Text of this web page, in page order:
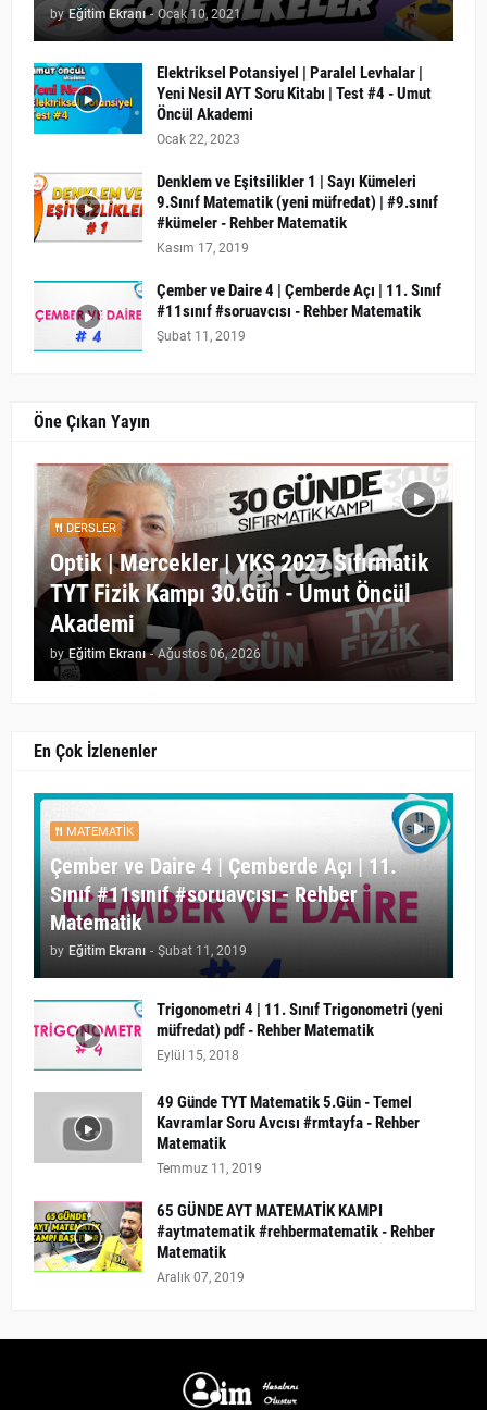
by Eğitim Ekranı - Ocak 10, 2021
Elektriksel Potansiyel | Paralel Levhalar |
Yeni Nesil AYT Soru Kitabı | Test #4 - Umut
Öncül Akademi
Ocak 22, 2023
Denklem ve Eşitsilikler 1 | Sayı Kümeleri
9.Sınıf Matematik (yeni müfredat) | #9.sınıf
#kümeler - Rehber Matematik
Kasım 17, 2019
Çember ve Daire 4 | Çemberde Açı | 11. Sınıf
#11sınıf #soruavcısı - Rehber Matematik
Şubat 11, 2019
Öne Çıkan Yayın
DERSLER
Optik | Mercekler | YKS 2027 Sıfırmatik
TYT Fizik Kampı 30.Gün - Umut Öncül
Akademi
by Eğitim Ekranı - Ağustos 06, 2026
En Çok İzlenenler
MATEMATIK
Çember ve Daire 4 | Çemberde Açı | 11.
Sınıf #11sınıf #soruavcısı - Rehber
Matematik
by Eğitim Ekranı - Şubat 11, 2019
Trigonometri 4 | 11. Sınıf Trigonometri (yeni
müfredat) pdf - Rehber Matematik
Eylül 15, 2018
49 Günde TYT Matematik 5.Gün - Temel
Kavramlar Soru Avcısı #rmtayfa - Rehber
Matematik
Temmuz 11, 2019
65 GÜNDE AYT MATEMATİK KAMPI
#aytmatematik #rehbermatematik - Rehber
Matematik
Aralık 07, 2019